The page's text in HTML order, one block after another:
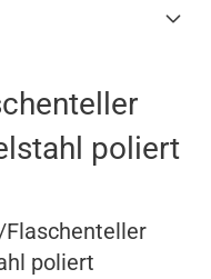
poliert
poliert